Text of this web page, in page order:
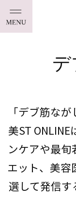
「デブ筋な
美ST
ンケアや最旬
エット、美容
選して発信す